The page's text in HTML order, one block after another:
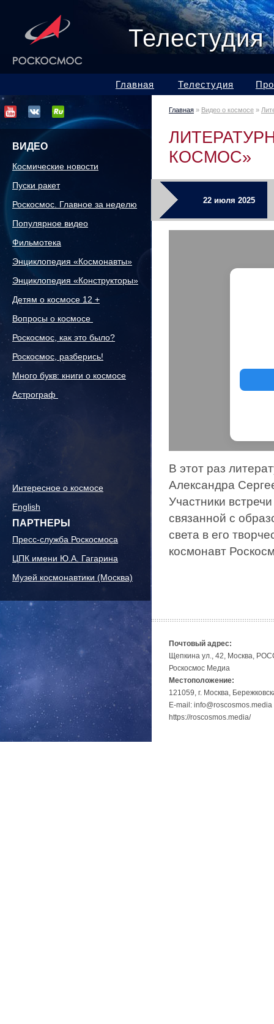
Главная Телестудия
ВИДЕО
Космические новости
Пуски ракет
Роскосмос. Главное за неделю
Популярное видео
Фильмотека
Энциклопедия «Космонавты»
Энциклопедия «Конструкторы»
Детям о космосе 12 +
Вопросы о космосе
Роскосмос, как это было?
Роскосмос, разберись!
Много букв: книги о космосе
Астрограф
Интересное о космосе
English
ПАРТНЕРЫ
Пресс-служба Роскосмоса
ЦПК имени Ю.А. Гагарина
Музей космонавтики (Москва)
Главная » Видео о космосе »
КОСМОС»
22 июля 2025
В этот раз
Александра
Участники
связанной с
света в его
космонавт
Почтовый адрес:
Щепкина ул., 42, Москва,
Роскосмос Медиа
Местоположение:
121059, г. Москва,
E-mail: info@roscosmos.media
https://roscosmos.media/